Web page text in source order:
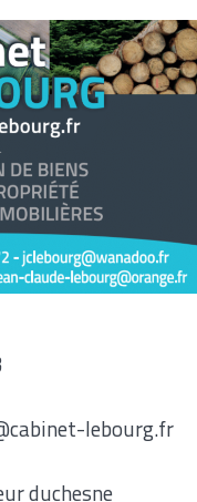
lebourg.fr
duchesne